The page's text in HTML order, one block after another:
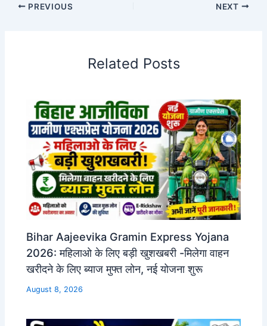
PREVIOUS NEXT
Related Posts
Bihar Aajeevika Gramin Express Yojana
2026: महिलाओ के लिए बड़ी खुशखबरी -मिलेगा वाहन
खरीदने के लिए ब्याज मुफ्त लोन, नई योजना शुरू
August 8, 2026